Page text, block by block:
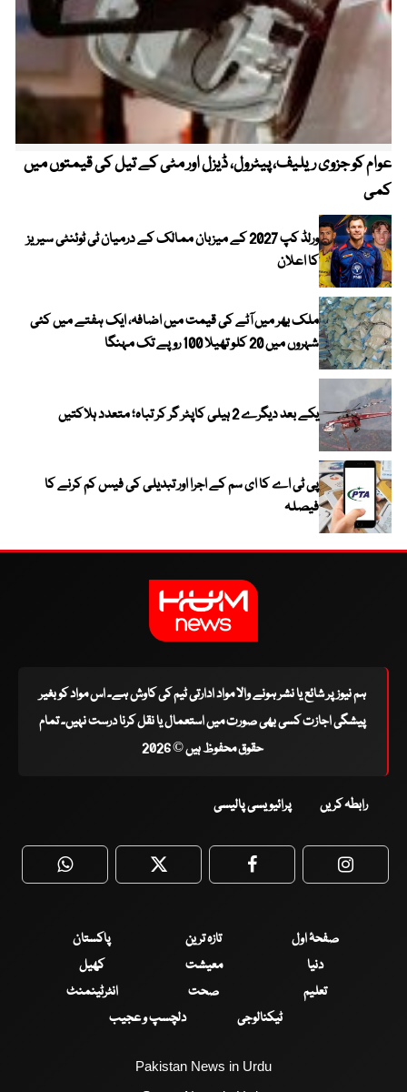
عوام کو جزوی ریلیف، پیٹرول، ڈیزل اور مٹی کے تیل کی قیمتوں میں
کمی
ورلڈ کپ 2027 کے میزبان ممالک کے درمیان ٹی ٹوئنٹی سیریز
کا اعلان
ملک بھر میں آٹے کی قیمت میں اضافہ، ایک ہفتے میں کئی
شہروں میں 20 کلو تھیلا 100 روپے تک مہنگا
یکے بعد دیگرے 2 ہیلی کاپٹر گر کر تباہ؛ متعدد ہلاکتیں
پی ٹی اے کا ای سم کے اجرا اور تبدیلی کی فیس کم کرنے کا
فیصلہ
ہم نیوز پر شائع یا نشر ہونے والا مواد ادارتی ٹیم کی کاوش ہے۔ اس مواد کو بغیر
پیشگی اجازت کسی بھی صورت میں استعمال یا نقل کرنا درست نہیں۔ تمام
حقوق محفوظ ہیں © 2026
رابطہ کریں پرائیویسی پالیسی
WhatsApp Twitter Facebook
صفحۂ اول تازہ ترین
پاکستان
دنیا
معیشت
کھیل
تعلیم
صحت
انٹرٹینمنٹ
ٹیکنالوجی
دلچسپ و عجیب
Pakistan News in Urdu